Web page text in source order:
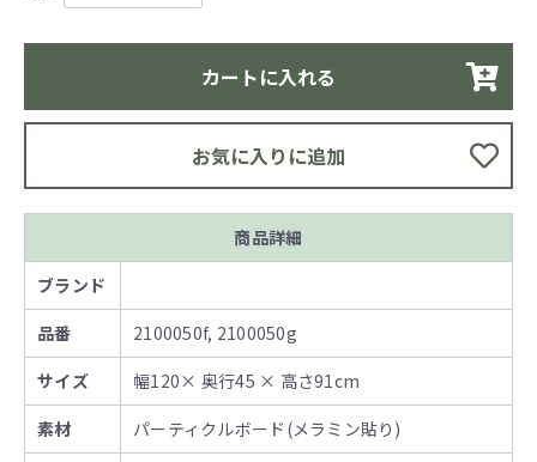
カートに入れる
お気に入りに追加
商品詳細
ブランド
品番
2100050f, 2100050g
サイズ
幅120× 奥行45 × 高さ91cm
素材
パーティクルボード(メラミン貼り)